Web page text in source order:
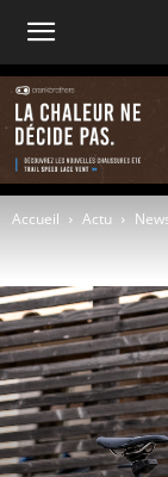
Accueil Actu